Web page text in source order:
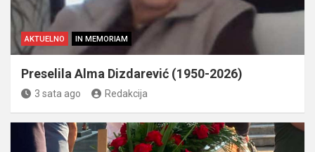
AKTUELNO IN MEMORIAM
Preselila Alma Dizdarević (1950-2026)
3 sata ago Redakcija